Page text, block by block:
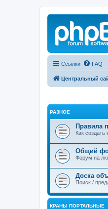
Ссылки FAQ
Центральный
РАЗНОЕ
Правила
Как создать
Общий
Форум на
Доска
Поиск /
КРАНЫ ПОРТАЛЬНЫЕ